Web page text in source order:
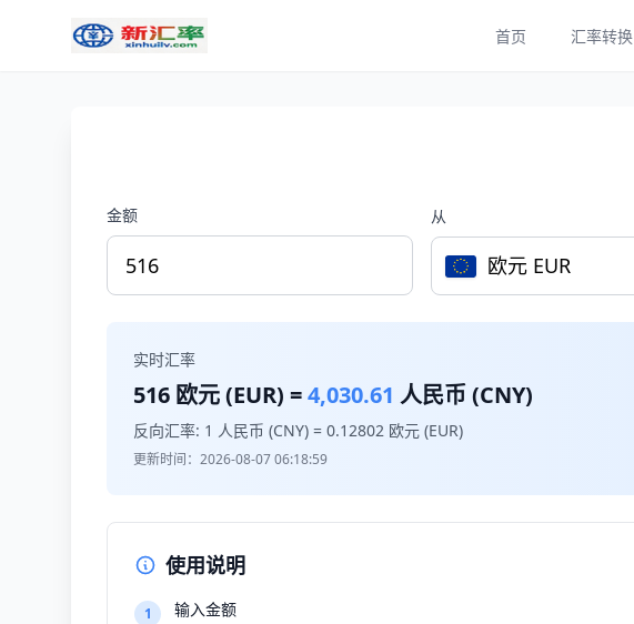
首页 汇率转换
金额 从
欧元 EUR
实时汇率
516 欧元 (EUR) =4,030.61 人民币 (CNY)
反向汇率: 1 人民币 (CNY) = 0.12802 欧元 (EUR)
更新时间：2026-08-07 06:18:59
使用说明
1
输入金额